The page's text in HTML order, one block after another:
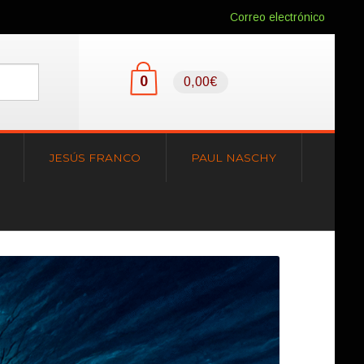
Correo electrónico
0 0,00€
JESÚS FRANCO PAUL NASCHY